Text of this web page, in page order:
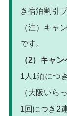
き宿泊割引
（注）キャ
です。
（2）キャ
1人1泊につ
（大阪いら
1回につき2